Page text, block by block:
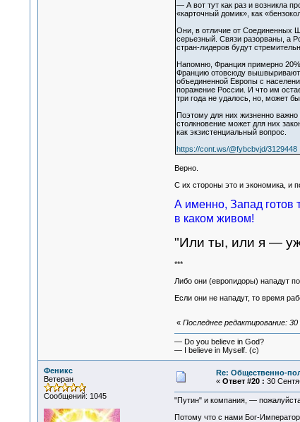
— А вот тут как раз и возникла
«карточный домик», как
Они, в отличие от Соединенных
серьезный. Связи разорваны, а
стран-лидеров будут
Напомню, Франция примерно
Францию отовсюду вышвыривают
объединенной Европы с
поражение России. И что им
три года не удалось, но, может
Поэтому для них жизненно
столкновение может для них
как экзистенциальный вопрос.
https://cont.ws/@fybcbvjd/3129448
Верно.
С их стороны это и экономика, и
А именно, Запад готов
в каком живом!
"Или ты, или я — уж
***
Либо они (европидоры) нападут
Если они не нападут, то время
« Последнее редактирование:
— Do you believe in God?
— I believe in Myself. (c)
Феникс
Ветеран
Сообщений: 1045
Re: Общественно-
« Ответ #20 : 30
"Путин" и компания, —
Потому что с нами Бог-Император.